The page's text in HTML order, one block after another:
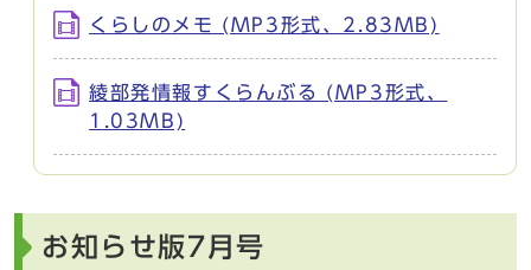
くらしのメモ (MP3形式、2.83MB)
綾部発情報すくらんぶる (MP3形式、
1.03MB)
お知らせ版7月号